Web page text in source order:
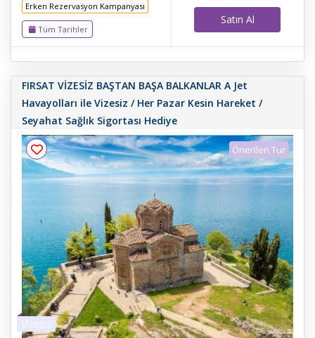
Erken Rezervasyon Kampanyası
Tüm Tarihler
Satın Al
FIRSAT VİZESİZ BAŞTAN BAŞA BALKANLAR A Jet
Havayolları ile Vizesiz / Her Pazar Kesin Hareket /
Seyahat Sağlık Sigortası Hediye
Önerilen Tur